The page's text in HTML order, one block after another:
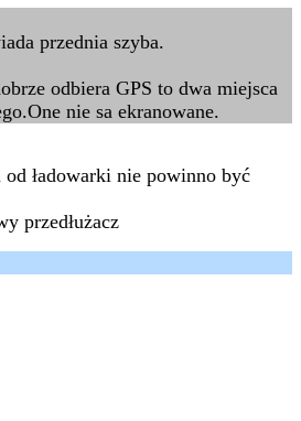
przednia szyba.
odbiera GPS to dwa miejsca
nie sa ekranowane.
od ładowarki nie powinno być
przedłużacz